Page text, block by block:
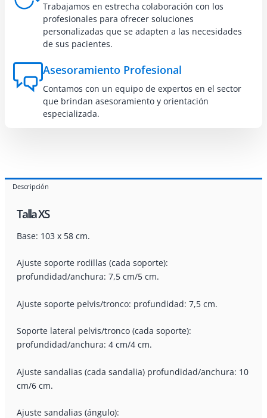
Trabajamos en estrecha colaboración con los
profesionales para ofrecer soluciones
personalizadas que se adapten a las necesidades
de sus pacientes.
Asesoramiento Profesional
Contamos con un equipo de expertos en el sector
que brindan asesoramiento y orientación
especializada.
Descripción
Talla XS
Base: 103 x 58 cm.
Ajuste soporte rodillas (cada soporte):
profundidad/anchura: 7,5 cm/5 cm.
Ajuste soporte pelvis/tronco: profundidad: 7,5 cm.
Soporte lateral pelvis/tronco (cada soporte):
profundidad/anchura: 4 cm/4 cm.
Ajuste sandalias (cada sandalia) profundidad/anchura: 10
cm/6 cm.
Ajuste sandalias (ángulo):